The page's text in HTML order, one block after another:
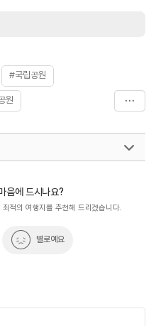
#국립공원
원
음에 드시나요?
적의 여행지를 추천해 드리겠습니다.
별로예요